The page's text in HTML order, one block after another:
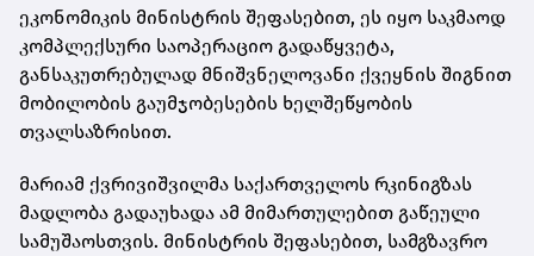
ეკონომიკის მინისტრის შეფასებით, ეს იყო საკმაოდ
კომპლექსური საოპერაციო გადაწყვეტა,
განსაკუთრებულად მნიშვნელოვანი ქვეყნის შიგნით
მობილობის გაუმჯობესების ხელშეწყობის
თვალსაზრისით.
მარიამ ქვრივიშვილმა საქართველოს რკინიგზას
მადლობა გადაუხადა ამ მიმართულებით გაწეული
სამუშაოსთვის. მინისტრის შეფასებით, სამგზავრო